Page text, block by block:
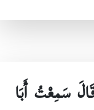
سَمِعْتُ أَبَا